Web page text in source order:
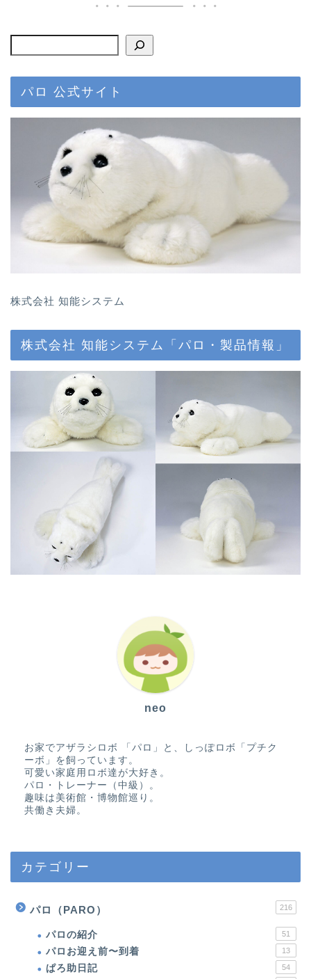
パロ 公式サイト
株式会社 知能システム
株式会社 知能システム「パロ・製品情報」
neo
お家でアザラシロボ 「パロ」と、しっぽロボ「プチク
ーボ」を飼っています。
可愛い家庭用ロボ達が大好き。
パロ・トレーナー（中級）。
趣味は美術館・博物館巡り。
共働き夫婦。
カテゴリー
パロ（PARO） 216
パロの紹介 51
パロお迎え前〜到着 13
ぱろ助日記 54